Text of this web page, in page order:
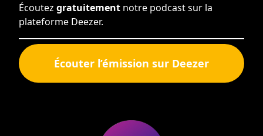
Écoutez gratuitement notre podcast sur la
plateforme Deezer.
Écouter l’émission sur Deezer